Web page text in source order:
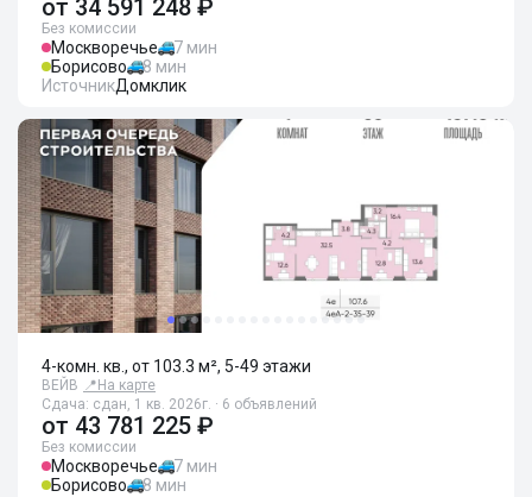
от 34 591 248 ₽
Без комиссии
Москворечье
7 мин
Борисово
8 мин
ИсточникДомклик
4-комн. кв., от 103.3 м², 5-49 этажи
ВЕЙВ 📍 На карте
Сдача: сдан, 1 кв. 2026г. · 6 объявлений
от 43 781 225 ₽
Без комиссии
Москворечье
7 мин
Борисово
8 мин